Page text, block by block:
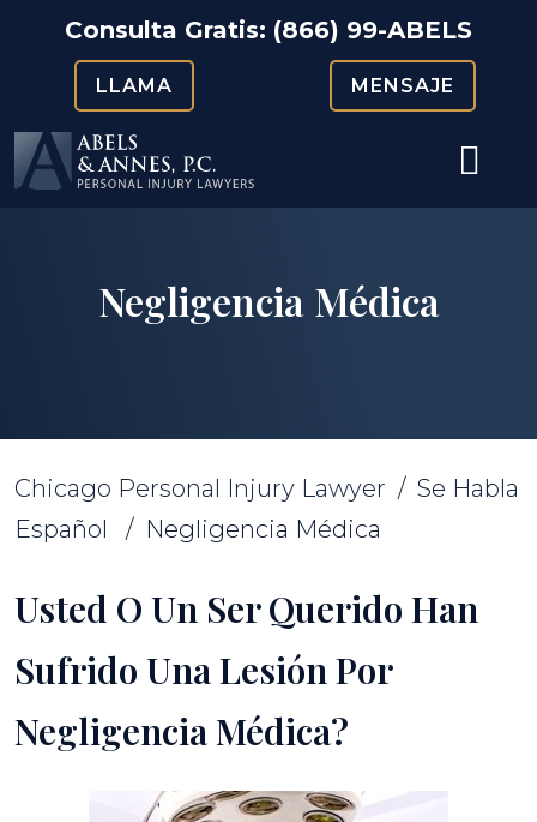
content
Consulta Gratis: (866) 99-ABELS
LLAMA MENSAJE
Negligencia Médica
Chicago Personal Injury Lawyer / Se Habla
Español / Negligencia Médica
Usted O Un Ser Querido Han
Sufrido Una Lesión Por
Negligencia Médica?